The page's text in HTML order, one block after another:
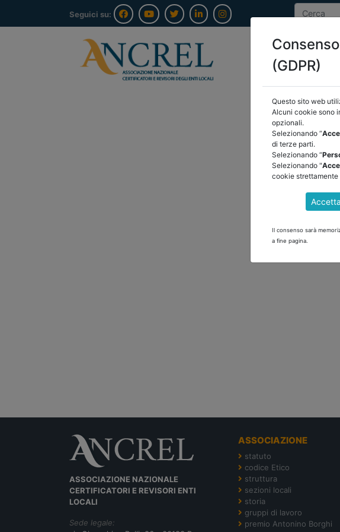
Seguici su:
Attenzione , il
ASSOCIAZIONE NAZIONALE
CERTIFICATORI E REVISORI ENTI
LOCALI
Sede legale:
ASSOCIAZIONE
statuto
codice Etico
struttura
sezioni locali
storia
gruppi di lavoro
premio Antonino Borghi
(GDPR)
Questo sito web
Alcuni cookie sono
opzionali.
Selezionando “
di terze parti.
Selezionando “
Selezionando "
cookie
Il consenso sarà
a fine pagina.